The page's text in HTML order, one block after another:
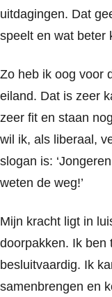
uitdagingen. Dat
speelt en wat beter
Zo heb ik oog voor
eiland. Dat is zeer
zeer fit en staan
wil ik, als liberaal,
slogan is: ‘
weten de weg!’
Mijn kracht ligt in
doorpakken. Ik ben
besluitvaardig. Ik
samenbrengen en